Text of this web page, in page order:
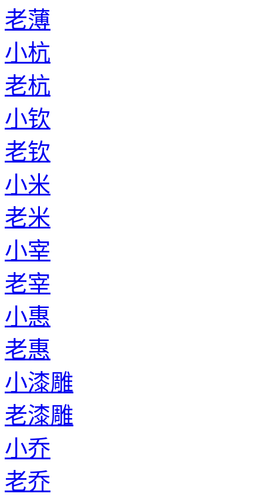
老薄
小杭
老杭
小钦
老钦
小米
老米
小宰
老宰
小惠
老惠
小漆雕
老漆雕
小乔
老乔